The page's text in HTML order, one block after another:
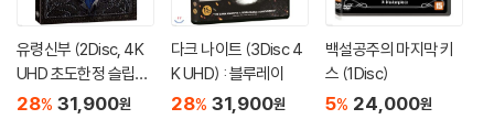
- 임요환 선수 사진 및 프로필
스타크래프트에 관련된 각종 자료 동영상
1. 황제- 프로게이머 임요환 (게이머로서 임요환의 모습)- 2003년 올림
유령신부 (2Disc, 4K
UHD 초도한정 슬립케
이스) : 블루레이
28% 31,900원
다크 나이트 (3Disc 4
K UHD) : 블루레이
28% 31,900원
백설공주의 마지막 키
스 (1Disc)
5% 24,000원